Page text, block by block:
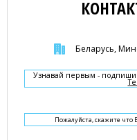
Беларусь,
Узнавай первым -
Пожалуйста, скажите что